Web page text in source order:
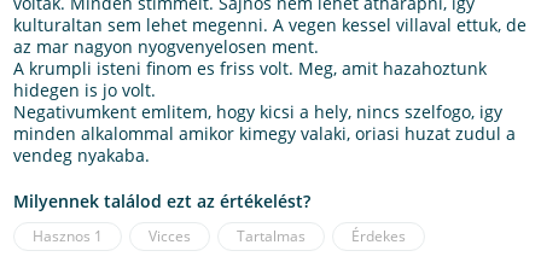
kulturaltan sem lehet megenni. A vegen kessel villaval ettuk, de
az mar nagyon nyogvenyelosen ment.
A krumpli isteni finom es friss volt. Meg, amit hazahoztunk
hidegen is jo volt.
Negativumkent emlitem, hogy kicsi a hely, nincs szelfogo, igy
minden alkalommal amikor kimegy valaki, oriasi huzat zudul a
vendeg nyakaba.
Milyennek találod ezt az értékelést?
Hasznos 1 Vicces Tartalmas Érdekes